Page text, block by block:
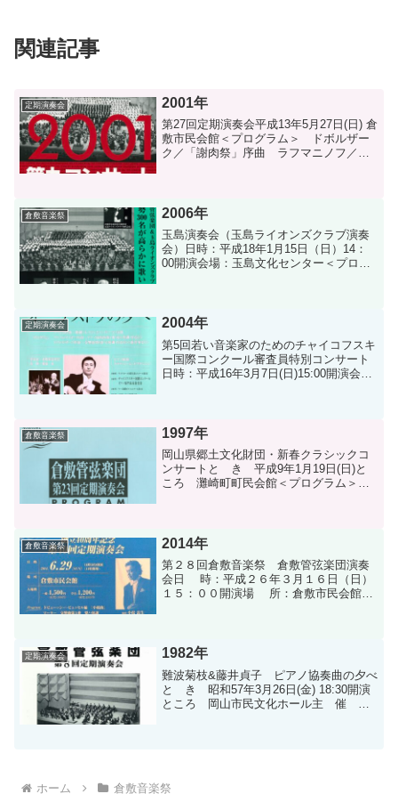
関連記事
定期演奏会 2001年
第27回定期演奏会平成13年5月27日(日) 倉
敷市民会館＜プログラム＞ ドボルザー
ク／「謝肉祭」序曲 ラフマニノフ／ピ
ラムダウン...
倉敷音楽祭 2006年
玉島演奏会（玉島ライオンズクラブ演奏
会）日時：平成18年1月15日（日）14：
00開演会場：玉島文化センター＜プログ
歌」【指揮：菊池...
定期演奏会 2004年
第5回若い音楽家のためのチャイコフスキ
ー国際コンクール審査員特別コンサート
日時：平成16年3月7日(日)15:00開演会
アリア”...
倉敷音楽祭 1997年
岡山県郷土文化財団・新春クラシックコ
ンサートと き 平成9年1月19日(日)と
ころ 灘崎町町民会館＜プログラム＞
曲「...
倉敷音楽祭 2014年
第２８回倉敷音楽祭 倉敷管弦楽団演奏
会日 時：平成２６年３月１６日（日）
１５：００開演場 所：倉敷市民会館＜
３．團伊玖磨／管弦楽のため...
定期演奏会 1982年
難波菊枝&藤井貞子 ピアノ協奏曲の夕べ
と き 昭和57年3月26日(金) 18:30開演
ところ 岡山市民文化ホール主 催 ピ
ホーム 倉敷音楽祭